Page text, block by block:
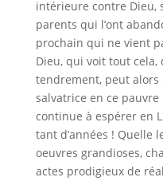
intérieure contre Dieu,
parents qui l’ont
prochain qui ne vient
Dieu, qui voit tout
tendrement, peut alors
salvatrice en ce
continue à espérer en
tant d’années ! Quelle
oeuvres grandioses,
actes prodigieux de